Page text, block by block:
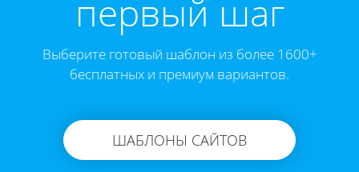
первый шаг
Выберите готовый шаблон из более 1600+
бесплатных и премиум вариантов.
ШАБЛОНЫ САЙТОВ